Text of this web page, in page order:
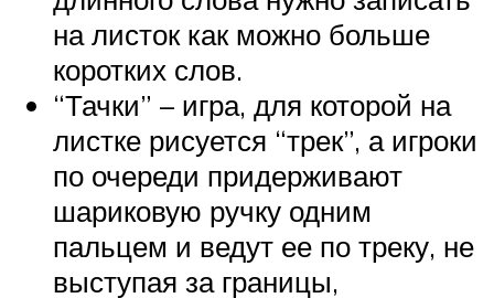
на листок как можно больше
коротких слов.
“Тачки” – игра, для которой на
листке рисуется “трек”, а игроки
по очереди придерживают
шариковую ручку одним
пальцем и ведут ее по треку, не
выступая за границы,